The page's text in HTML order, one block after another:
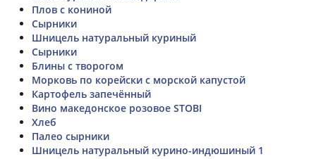
Плов с кониной
Сырники
Шницель натуральный куриный
Сырники
Блины с творогом
Морковь по корейски с морской капустой
Картофель запечённый
Вино македонское розовое STOBI
Хлеб
Палео сырники
Шницель натуральный курино-индюшиный 1